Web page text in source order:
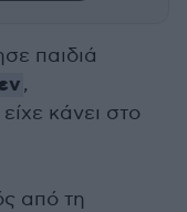
παιδιά
,
κάνει στο
από τη